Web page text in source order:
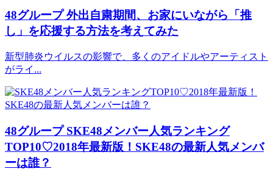
48グループ外出自粛期間、お家にいながら「推
し」を応援する方法を考えてみた
新型肺炎ウイルスの影響で、多くのアイドルやアーティスト
がライ...
48グループSKE48メンバー人気ランキング
TOP10♡2018年最新版！SKE48の最新人気メンバ
ーは誰？